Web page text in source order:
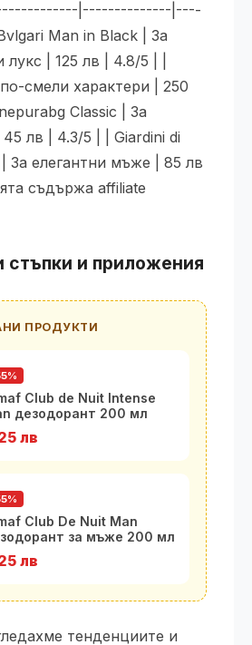
|--------------|----
Man in Black | За
| 125 лв | 4.8/5 | |
смели характери | 250
Classic | За
лв | 4.3/5 | | Giardini di
За елегантни мъже | 85 лв
съдържа affiliate
и приложения
ПРОДУКТИ
Club de Nuit Intense
дезодорант 200 мл
лв
Club De Nuit Man
за мъже 200 мл
лв
тенденциите и